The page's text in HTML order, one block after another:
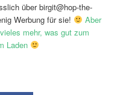
über birgit@hop-the-
Werbung für sie!
Aber
mehr, was gut zum
Laden